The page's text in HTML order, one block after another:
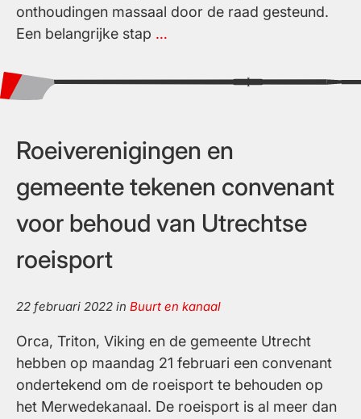
onthoudingen massaal door de raad gesteund.
Een belangrijke stap …
schaart
voortgang
roeiersreservaat
in
Roeiverenigingen en
gemeente tekenen convenant
voor behoud van Utrechtse
roeisport
22 februari 2022 in Buurt en kanaal
Orca, Triton, Viking en de gemeente Utrecht
hebben op maandag 21 februari een convenant
ondertekend om de roeisport te behouden op
het Merwedekanaal. De roeisport is al meer dan